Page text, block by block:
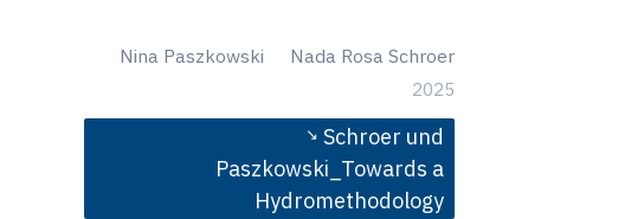
Nada Rosa Schroer
Nina Paszkowski
2025
Schroer und
Paszkowski_Towards a
Hydromethodology